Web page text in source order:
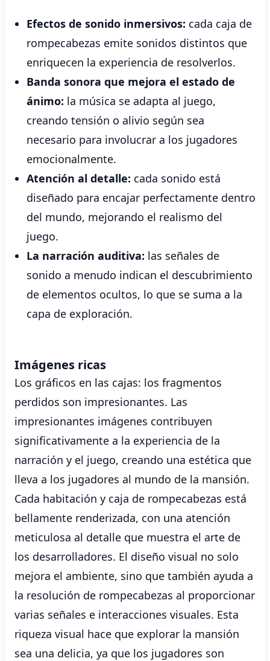
Efectos de sonido inmersivos: cada caja de
rompecabezas emite sonidos distintos que
enriquecen la experiencia de resolverlos.
Banda sonora que mejora el estado de
ánimo: la música se adapta al juego,
creando tensión o alivio según sea
necesario para involucrar a los jugadores
emocionalmente.
Atención al detalle: cada sonido está
diseñado para encajar perfectamente dentro
del mundo, mejorando el realismo del
juego.
La narración auditiva: las señales de
sonido a menudo indican el descubrimiento
de elementos ocultos, lo que se suma a la
capa de exploración.
Imágenes ricas
Los gráficos en las cajas: los fragmentos
perdidos son impresionantes. Las
impresionantes imágenes contribuyen
significativamente a la experiencia de la
narración y el juego, creando una estética que
lleva a los jugadores al mundo de la mansión.
Cada habitación y caja de rompecabezas está
bellamente renderizada, con una atención
meticulosa al detalle que muestra el arte de
los desarrolladores. El diseño visual no solo
mejora el ambiente, sino que también ayuda a
la resolución de rompecabezas al proporcionar
varias señales e interacciones visuales. Esta
riqueza visual hace que explorar la mansión
sea una delicia, ya que los jugadores son